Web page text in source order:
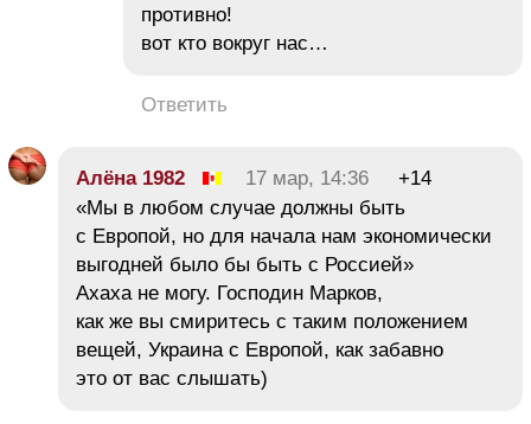
противно!
вот кто вокруг нас…
Ответить
Алёна 1982 17 мар, 14:36
+14
«Мы в любом случае должны быть
с Европой, но для начала нам экономически
выгодней было бы быть с Россией»
Ахаха не могу. Господин Марков,
как же вы смиритесь с таким положением
вещей, Украина с Европой, как забавно
это от вас слышать)